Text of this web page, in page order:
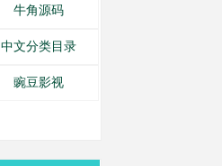
牛角源码
中文分类目录
豌豆影视